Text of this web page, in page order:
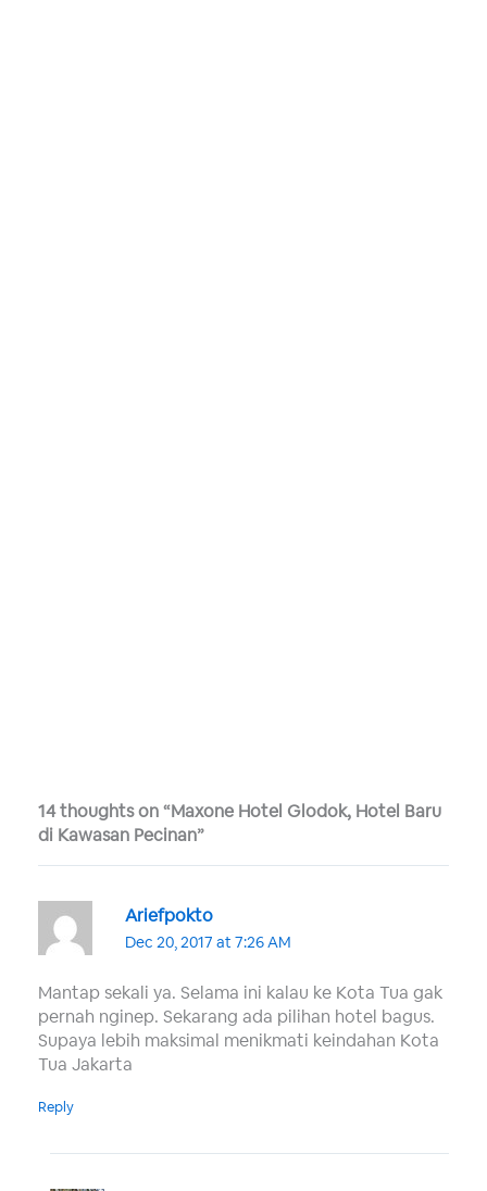
14 thoughts on “Maxone Hotel Glodok, Hotel Baru
di Kawasan Pecinan”
Ariefpokto
Dec 20, 2017 at 7:26 AM
Mantap sekali ya. Selama ini kalau ke Kota Tua gak
pernah nginep. Sekarang ada pilihan hotel bagus.
Supaya lebih maksimal menikmati keindahan Kota
Tua Jakarta
Reply